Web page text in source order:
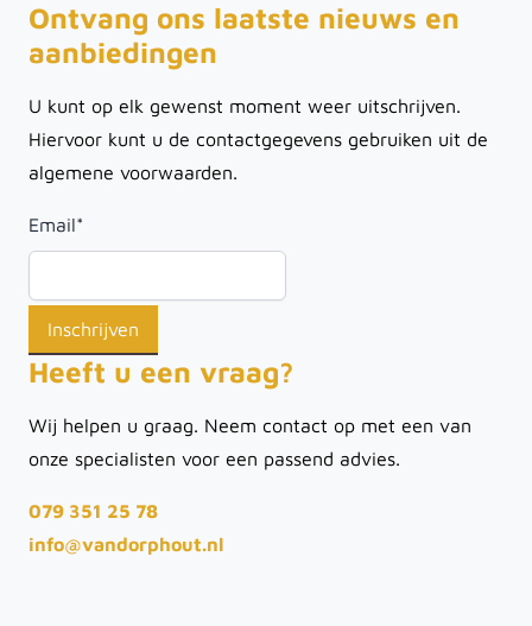
Ontvang ons laatste nieuws en
aanbiedingen
U kunt op elk gewenst moment weer uitschrijven.
Hiervoor kunt u de contactgegevens gebruiken uit de
algemene voorwaarden.
Email*
Heeft u een vraag?
Wij helpen u graag. Neem contact op met een van
onze specialisten voor een passend advies.
079 351 25 78
info@vandorphout.nl